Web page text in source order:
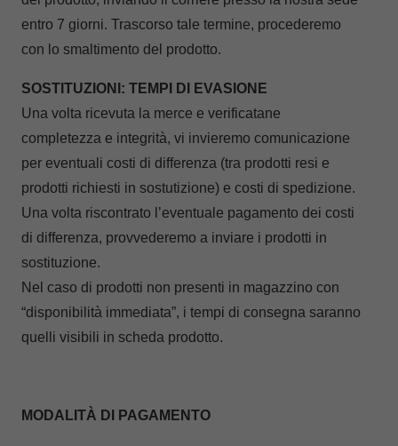
entro 7 giorni. Trascorso tale termine, procederemo
con lo smaltimento del prodotto.
SOSTITUZIONI: TEMPI DI EVASIONE
Una volta ricevuta la merce e verificatane
completezza e integrità, vi invieremo comunicazione
per eventuali costi di differenza (tra prodotti resi e
prodotti richiesti in sostutizione) e costi di spedizione.
Una volta riscontrato l’eventuale pagamento dei costi
di differenza, provvederemo a inviare i prodotti in
sostituzione.
Nel caso di prodotti non presenti in magazzino con
“disponibilità immediata”, i tempi di consegna saranno
quelli visibili in scheda prodotto.
MODALITÀ DI PAGAMENTO